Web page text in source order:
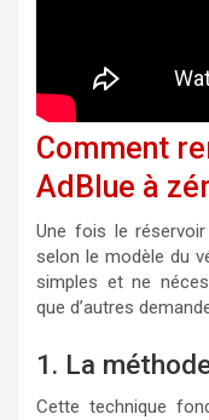
Comment
AdBlue à
Une fois le
selon le modèle du
simples et ne
que d’autres
1. La
Cette technique